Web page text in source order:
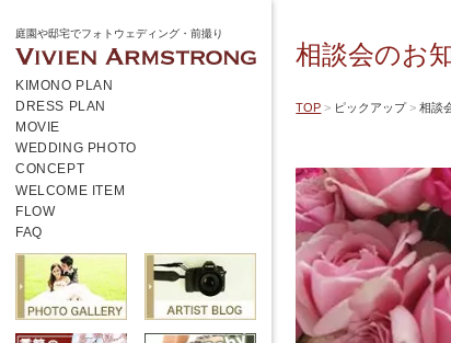
庭園や邸宅でフォトウェディング・前撮り
KIMONO PLAN
DRESS PLAN
MOVIE
WEDDING PHOTO
CONCEPT
WELCOME ITEM
FLOW
FAQ
相談会のお
TOP ピックアップ 相談